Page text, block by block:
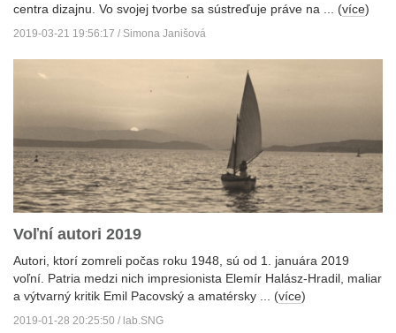
centra dizajnu. Vo svojej tvorbe sa sústreďuje práve na ... (více)
2019-03-21 19:56:17 / Simona Janišová
Voľní autori 2019
Autori, ktorí zomreli počas roku 1948, sú od 1. januára 2019
voľní. Patria medzi nich impresionista Elemír Halász-Hradil, maliar
a výtvarný kritik Emil Pacovský a amatérsky ... (více)
2019-01-28 20:25:50 / lab.SNG